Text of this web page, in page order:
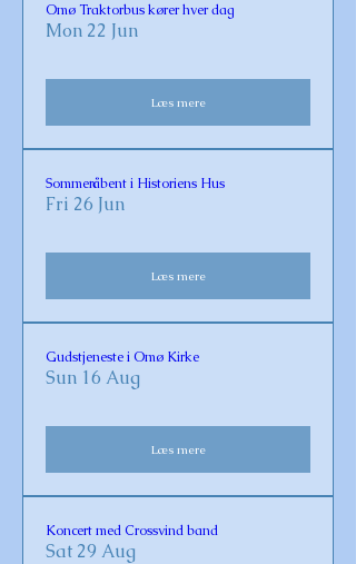
Omø Traktorbus kører hver dag
Mon 22 Jun
Læs mere
Sommeråbent i Historiens Hus
Fri 26 Jun
Læs mere
Gudstjeneste i Omø Kirke
Sun 16 Aug
Læs mere
Koncert med Crossvind band
Sat 29 Aug